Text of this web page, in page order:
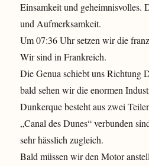
Einsamkeit und geheimnisvolles.
und Aufmerksamkeit.
Um 07:36 Uhr setzen wir die
Wir sind in Frankreich.
Die Genua schiebt uns Richtung
bald sehen wir die enormen
Dunkerque besteht aus zwei
„Canal des Dunes“ verbunden
sehr hässlich zugleich.
Bald müssen wir den Motor